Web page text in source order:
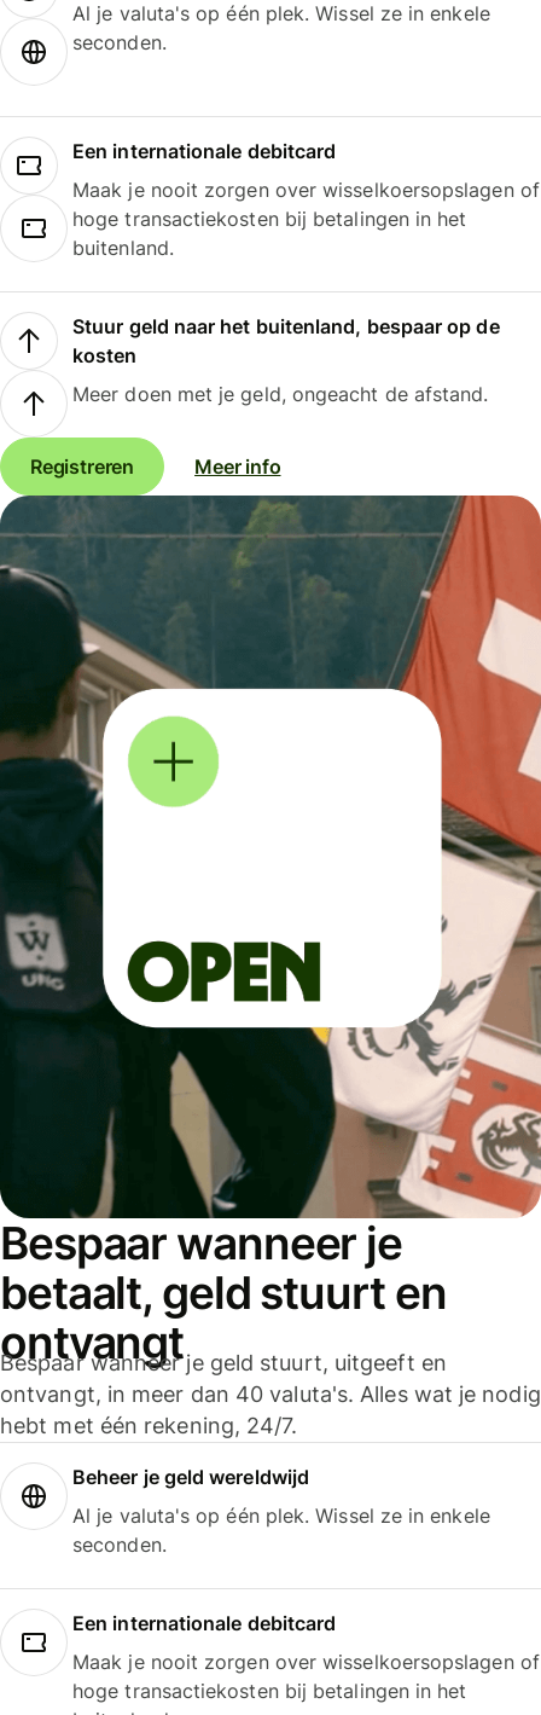
Al je valuta's op één plek. Wissel ze in enkele
seconden.
Een internationale debitcard
Maak je nooit zorgen over wisselkoersopslagen of
hoge transactiekosten bij betalingen in het
buitenland.
Stuur geld naar het buitenland, bespaar op de
kosten
Meer doen met je geld, ongeacht de afstand.
Registreren Meer info
Bespaar wanneer je
betaalt, geld stuurt en
ontvangt
Bespaar wanneer je geld stuurt, uitgeeft en
ontvangt, in meer dan 40 valuta's. Alles wat je nodig
hebt met één rekening, 24/7.
Beheer je geld wereldwijd
Al je valuta's op één plek. Wissel ze in enkele
seconden.
Een internationale debitcard
Maak je nooit zorgen over wisselkoersopslagen of
hoge transactiekosten bij betalingen in het